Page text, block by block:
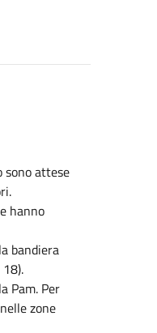
sono attese
hanno
bandiera
Pam. Per
zone